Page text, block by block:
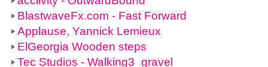
BlastwaveFx.com - Fast Forward
Applause, Yannick Lemieux
ElGeorgia Wooden steps
Tec Studios - Walking3_gravel